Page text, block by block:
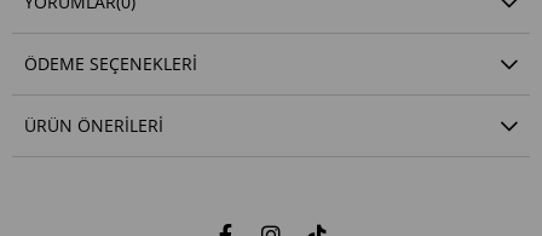
ÖDEME SEÇENEKLERI
ÜRÜN ÖNERILERI